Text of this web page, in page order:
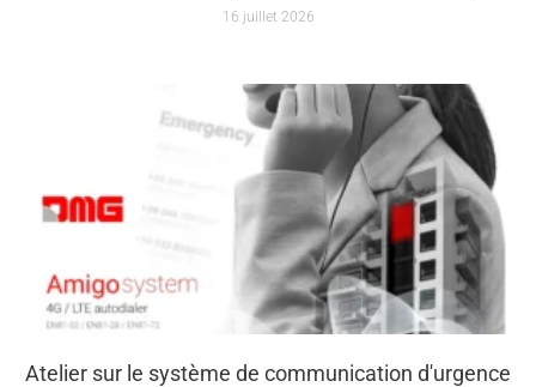
16 juillet 2026
Atelier sur le système de communication d'urgence